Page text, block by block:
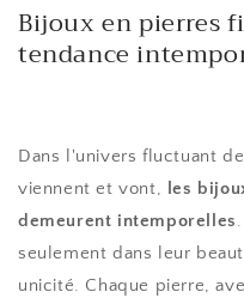
Bijoux en pierres
tendance
Dans l'univers fluctuant
viennent et vont, les
demeurent intemporelles
seulement dans leur
unicité. Chaque pierre,